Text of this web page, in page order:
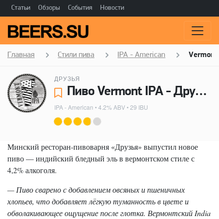
Статьи Обзоры События Новости
Главная Стили пива IPA - American Vermont
ДРУЗЬЯ
Пиво Vermont IPA - Друзья
IPA - American • 4.2% ABV • 29 IBU
Минский ресторан-пивоварня «Друзья» выпустил новое
пиво — индийский бледный эль в вермонтском стиле с
4,2% алкоголя.
— Пиво сварено с добавлением овсяных и пшеничных
хлопьев, что добавляет лёгкую туманность в цвете и
обволакивающее ощущение после глотка. Вермонтский India